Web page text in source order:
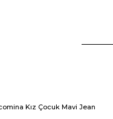
Kız Çocuk Mavi Jean